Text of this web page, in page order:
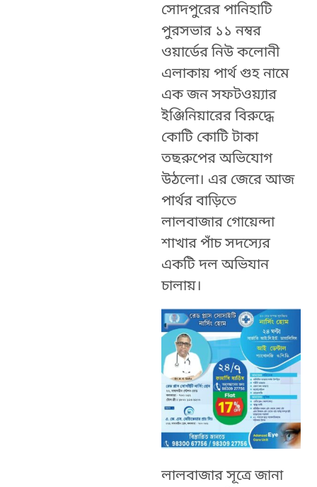
সোদপুরের পানিহাটি
পুরসভার ১১ নম্বর
ওয়ার্ডের নিউ কলোনী
এলাকায়পার্থ গুহ নামে
এক জন সফটওয়্যার
ইঞ্জিনিয়ারের বিরুদ্ধে
কোটি কোটি টাকা
তছরুপের অভিযোগ
উঠলো। এর জেরে আজ
পার্থর বাড়িতে
লালবাজার গোয়েন্দা
শাখার পাঁচ সদস্যের
একটি দল অভিযান
চালায়।
লালবাজার সূত্রে জানা